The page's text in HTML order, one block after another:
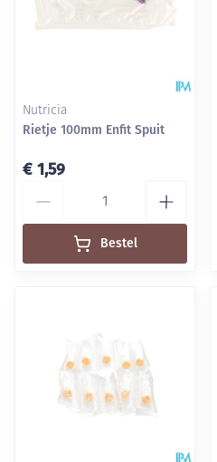
Nutricia
Rietje 100mm Enfit Spuit
€ 1,59
Bestel